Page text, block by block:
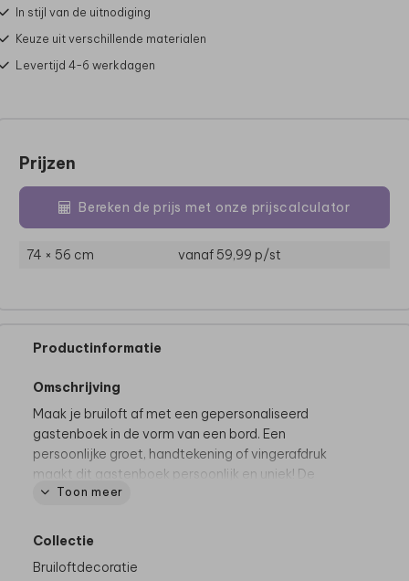
In stijl van de uitnodiging
Keuze uit verschillende materialen
Levertijd 4-6 werkdagen
Prijzen
Bereken de prijs met onze prijscalculator
74 × 56 cm vanaf 59,99 p/st
Productinformatie
Omschrijving
Maak je bruiloft af met een gepersonaliseerd
gastenboek in de vorm van een bord. Een
persoonlijke groet, handtekening of vingerafdruk
maakt dit gastenboek persoonlijk en uniek! De
achtergrondkleur en lettertype kun je naar eigen
Materialen:mogelijk op
Toon meer
Collectie
Bruiloftdecoratie